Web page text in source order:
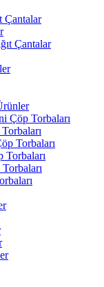
Çantalar
Çantalar
Çöp Torbaları
Torbaları
Torbaları